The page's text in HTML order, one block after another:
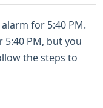
for 5:40 PM.
PM, but you
the steps to